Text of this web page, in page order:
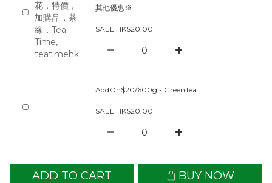
其他優惠※
SALE HK$20.00
AddOn$20/600g - GreenTea
SALE HK$20.00
ADD TO CART BUY NOW